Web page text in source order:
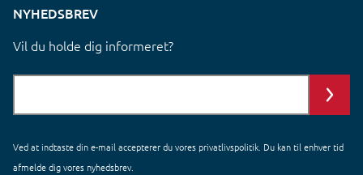
NYHEDSBREV
Vil du holde dig informeret?
Ved at indtaste din e-mail accepterer du vores privatlivspolitik. Du kan til enhver tid
afmelde dig vores nyhedsbrev.